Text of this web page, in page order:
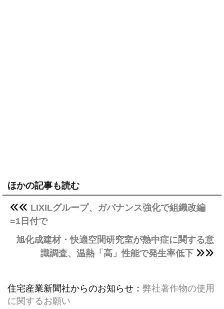
ほかの記事も読む
LIXILグループ、ガバナンス強化で組織改編
=1日付で
旭化成建材・快適空間研究室が熱中症に関する意
識調査、温熱「高」性能で発生率低下
住宅産業新聞社からのお知らせ： 弊社著作物の使用
に関するお願い